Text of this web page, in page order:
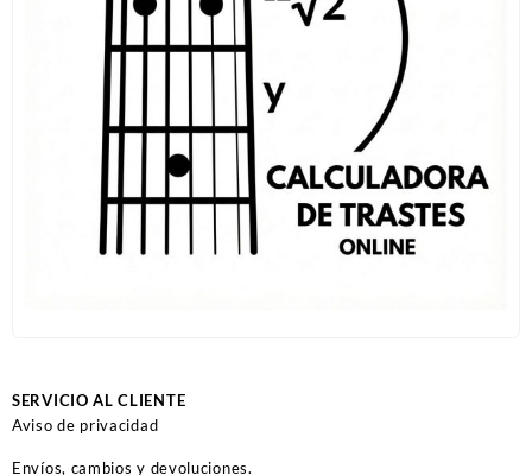
SERVICIO AL CLIENTE
Aviso de privacidad
Envíos, cambios y devoluciones.